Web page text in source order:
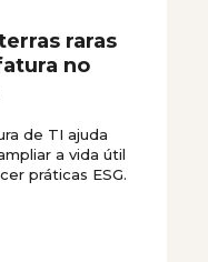
raras
no
de TI ajuda
a vida útil
práticas ESG.